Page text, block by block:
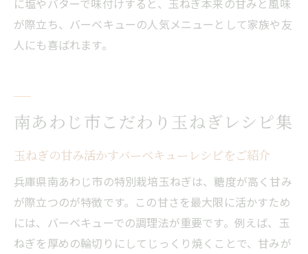
が際立ち、バーベキューの人気メニューとして家族や友
人にも喜ばれます。
南あわじ市こだわり玉ねぎレシピ集
玉ねぎの甘み活かすバーベキューレシピをご紹介
兵庫県南あわじ市の特別栽培玉ねぎは、糖度が高く甘み
が際立つのが特徴です。この甘さを最大限に活かすため
には、バーベキューでの調理法が重要です。例えば、玉
ねぎを厚めの輪切りにしてじっくり焼くことで、甘みが